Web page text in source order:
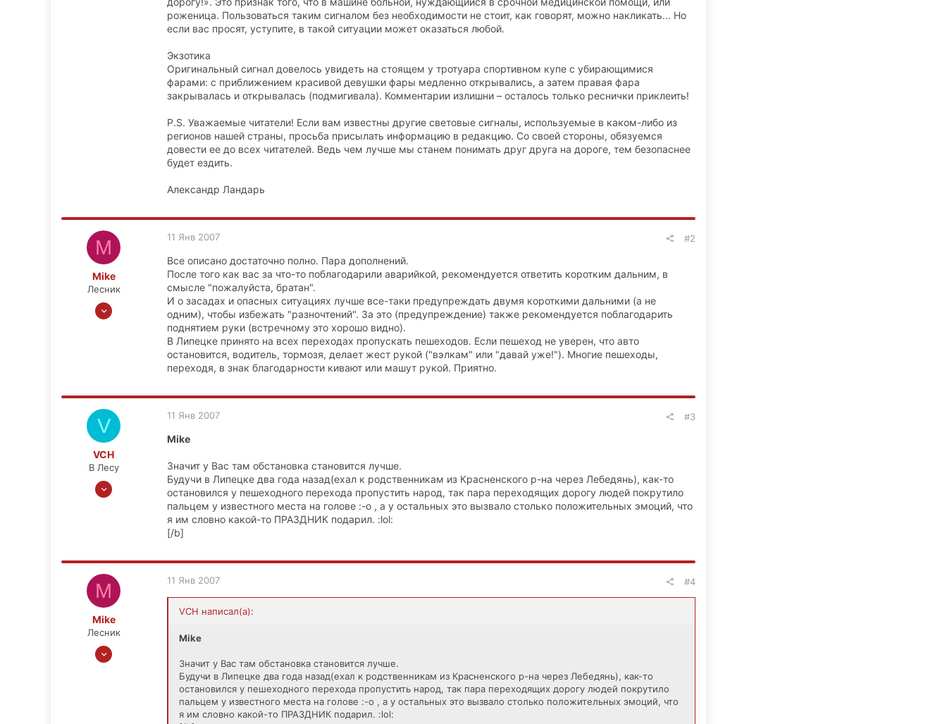
роженица. Пользоваться таким сигналом без необходимости не стоит, как говорят, можно накликать... Но
если вас просят, уступите, в такой ситуации может оказаться любой.
Экзотика
Оригинальный сигнал довелось увидеть на стоящем у тротуара спортивном купе с убирающимися
фарами: с приближением красивой девушки фары медленно открывались, а затем правая фара
закрывалась и открывалась (подмигивала). Комментарии излишни – осталось только реснички приклеить!
P.S. Уважаемые читатели! Если вам известны другие световые сигналы, используемые в каком-либо из
регионов нашей страны, просьба присылать информацию в редакцию. Со своей стороны, обязуемся
довести ее до всех читателей. Ведь чем лучше мы станем понимать друг друга на дороге, тем безопаснее
будет ездить.
Александр Ландарь
M
Mike
Лесник
23 Сен 2006
11 Янв 2007 #2
Все описано достаточно полно. Пара дополнений.
После того как вас за что-то поблагодарили аварийкой, рекомендуется ответить коротким дальним, в
смысле "пожалуйста, братан".
И о засадах и опасных ситуациях лучше все-таки предупреждать двумя короткими дальними (а не
одним), чтобы избежать "разночтений". За это (предупреждение) также рекомендуется поблагодарить
поднятием руки (встречному это хорошо видно).
В Липецке принято на всех переходах пропускать пешеходов. Если пешеход не уверен, что авто
остановится, водитель, тормозя, делает жест рукой ("вэлкам" или "давай уже!"). Многие пешеходы,
переходя, в знак благодарности кивают или машут рукой. Приятно.
V
VCH
В Лесу
11 Дек 2006
11 Янв 2007 #3
Mike
Значит у Вас там обстановка становится лучше.
Будучи в Липецке два года назад(ехал к родственникам из Красненского р-на через Лебедянь), как-то
остановился у пешеходного перехода пропустить народ, так пара переходящих дорогу людей покрутило
пальцем у известного места на голове :-o , а у остальных это вызвало столько положительных эмоций, что
я им словно какой-то ПРАЗДНИК подарил. :lol:
[/b]
M
Mike
Лесник
23 Сен 2006
11 Янв 2007 #4
VCH написал(а):
Mike
Значит у Вас там обстановка становится лучше.
Будучи в Липецке два года назад(ехал к родственникам из Красненского р-на через Лебедянь), как-то
остановился у пешеходного перехода пропустить народ, так пара переходящих дорогу людей покрутило
пальцем у известного места на голове :-o , а у остальных это вызвало столько положительных эмоций, что
я им словно какой-то ПРАЗДНИК подарил. :lol: